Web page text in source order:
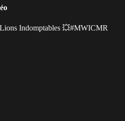
Indomptables 💥#MWICMR